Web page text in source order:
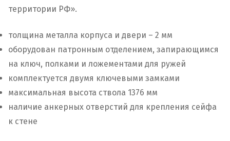
территории РФ».
толщина металла корпуса и двери – 2 мм
оборудован патронным отделением, запирающимся
на ключ, полками и ложементами для ружей
комплектуется двумя ключевыми замками
максимальная высота ствола 1376 мм
наличие анкерных отверстий для крепления сейфа
к стене